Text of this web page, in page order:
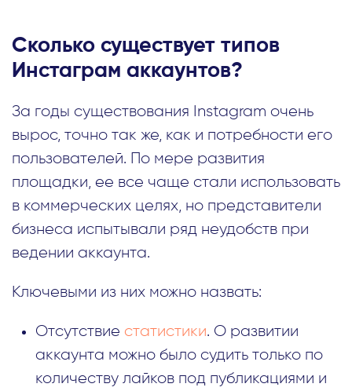
Сколько существует типов
Инстаграм аккаунтов?
За годы существования Instagram очень
вырос, точно так же, как и потребности его
пользователей. По мере развития
площадки, ее все чаще стали использовать
в коммерческих целях, но представители
бизнеса испытывали ряд неудобств при
ведении аккаунта.
Ключевыми из них можно назвать:
Отсутствие статистики. О развитии
аккаунта можно было судить только по
количеству лайков под публикациями и